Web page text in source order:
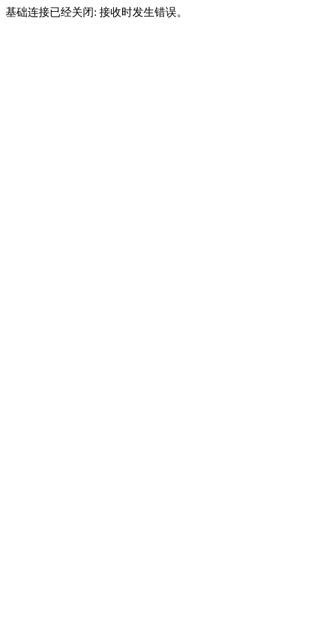
基础连接已经关闭: 接收时发生错误。